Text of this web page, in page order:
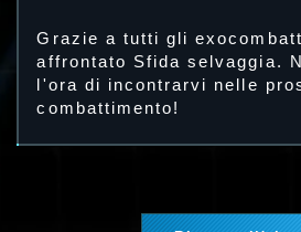
Grazie a tutti gli
affrontato Sfida selvaggia.
l'ora di incontrarvi nelle
combattimento!